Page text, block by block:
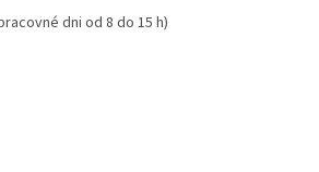
dni od 8 do 15 h)